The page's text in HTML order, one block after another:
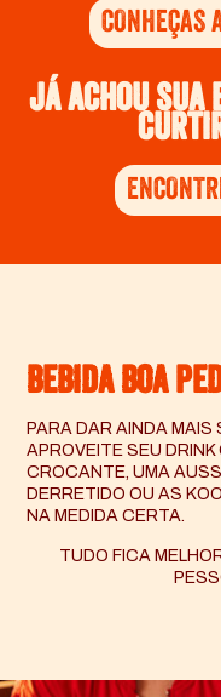
CONHEÇAS
Já achou sua
curtir
BEBIDA BOA
PARA DAR AINDA MAIS
APROVEITE SEU DRINK
CROCANTE, UMA
DERRETIDO OU AS
NA MEDIDA CERTA.
TUDO FICA